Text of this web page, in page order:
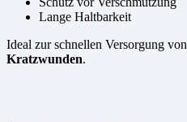
Lange Haltbarkeit
Ideal zur schnellen Versorgung von
Kratzwunden.